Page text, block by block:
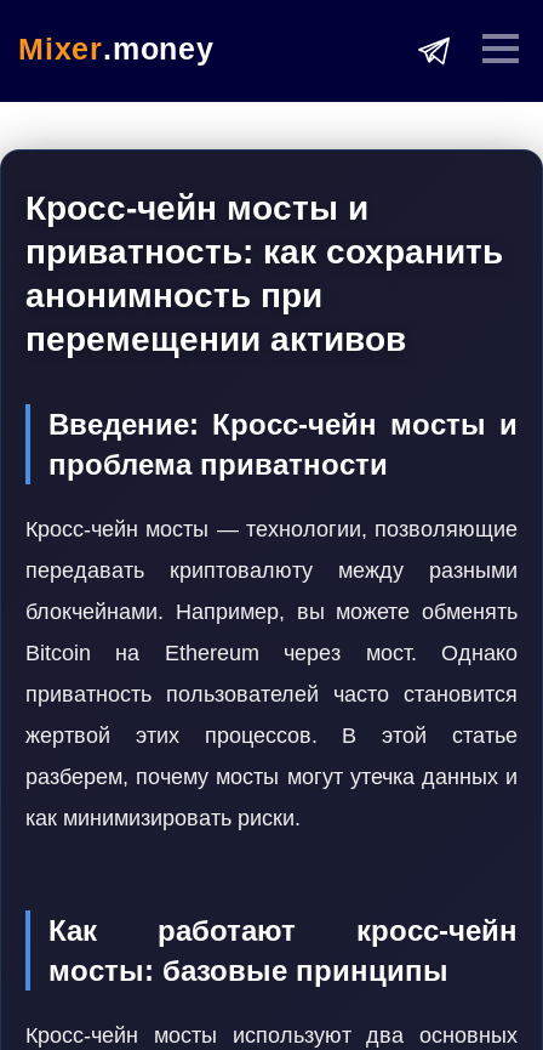
Mixer.money
Кросс-чейн мосты и
приватность: как сохранить
анонимность при
перемещении активов
Введение: Кросс-чейн мосты и
проблема приватности
Кросс-чейн мосты — технологии, позволяющие
передавать криптовалюту между разными
блокчейнами. Например, вы можете обменять
Bitcoin на Ethereum через мост. Однако
приватность пользователей часто становится
жертвой этих процессов. В этой статье
разберем, почему мосты могут утечка данных и
как минимизировать риски.
Как работают кросс-чейн
мосты: базовые принципы
Кросс-чейн мосты используют два основных